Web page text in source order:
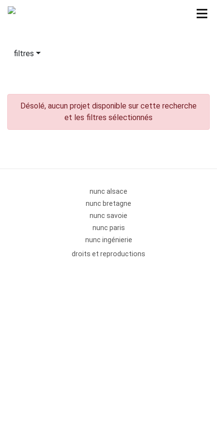
filtres
Désolé, aucun projet disponible sur cette recherche
et les filtres sélectionnés
nunc alsace
nunc bretagne
nunc savoie
nunc paris
nunc ingénierie
droits et reproductions